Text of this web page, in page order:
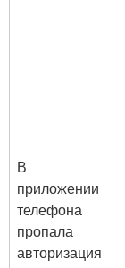
В
приложении
телефона
пропала
авторизация